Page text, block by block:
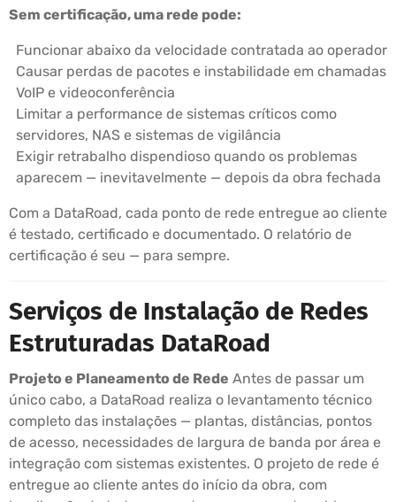
Sem certificação, uma rede pode:
Funcionar abaixo da velocidade contratada ao operador
Causar perdas de pacotes e instabilidade em chamadas
VoIP e videoconferência
Limitar a performance de sistemas críticos como
servidores, NAS e sistemas de vigilância
Exigir retrabalho dispendioso quando os problemas
aparecem — inevitavelmente — depois da obra fechada
Com a DataRoad, cada ponto de rede entregue ao cliente
é testado, certificado e documentado. O relatório de
certificação é seu — para sempre.
Serviços de Instalação de Redes
Estruturadas DataRoad
Projeto e Planeamento de Rede Antes de passar um
único cabo, a DataRoad realiza o levantamento técnico
completo das instalações — plantas, distâncias, pontos
de acesso, necessidades de largura de banda por área e
integração com sistemas existentes. O projeto de rede é
entregue ao cliente antes do início da obra, com